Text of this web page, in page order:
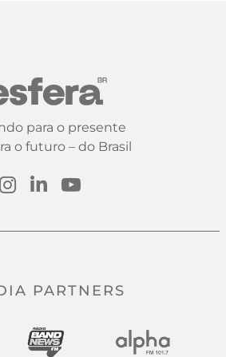
para o presente
o futuro – do Brasil
PARTNERS